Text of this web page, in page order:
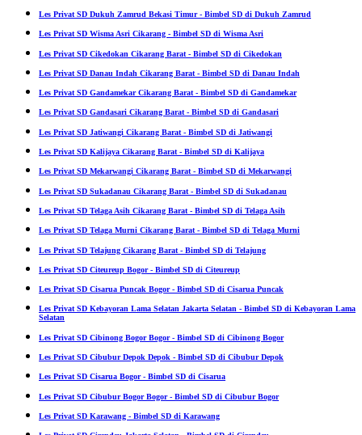
Les Privat SD Dukuh Zamrud Bekasi Timur - Bimbel SD di Dukuh Zamrud
Les Privat SD Wisma Asri Cikarang - Bimbel SD di Wisma Asri
Les Privat SD Cikedokan Cikarang Barat - Bimbel SD di Cikedokan
Les Privat SD Danau Indah Cikarang Barat - Bimbel SD di Danau Indah
Les Privat SD Gandamekar Cikarang Barat - Bimbel SD di Gandamekar
Les Privat SD Gandasari Cikarang Barat - Bimbel SD di Gandasari
Les Privat SD Jatiwangi Cikarang Barat - Bimbel SD di Jatiwangi
Les Privat SD Kalijaya Cikarang Barat - Bimbel SD di Kalijaya
Les Privat SD Mekarwangi Cikarang Barat - Bimbel SD di Mekarwangi
Les Privat SD Sukadanau Cikarang Barat - Bimbel SD di Sukadanau
Les Privat SD Telaga Asih Cikarang Barat - Bimbel SD di Telaga Asih
Les Privat SD Telaga Murni Cikarang Barat - Bimbel SD di Telaga Murni
Les Privat SD Telajung Cikarang Barat - Bimbel SD di Telajung
Les Privat SD Citeureup Bogor - Bimbel SD di Citeureup
Les Privat SD Cisarua Puncak Bogor - Bimbel SD di Cisarua Puncak
Les Privat SD Kebayoran Lama Selatan Jakarta Selatan - Bimbel SD di Kebayoran Lama
Selatan
Les Privat SD Cibinong Bogor Bogor - Bimbel SD di Cibinong Bogor
Les Privat SD Cibubur Depok Depok - Bimbel SD di Cibubur Depok
Les Privat SD Cisarua Bogor - Bimbel SD di Cisarua
Les Privat SD Cibubur Bogor Bogor - Bimbel SD di Cibubur Bogor
Les Privat SD Karawang - Bimbel SD di Karawang